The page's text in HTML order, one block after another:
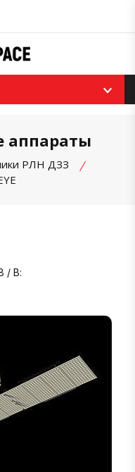
аппараты
РЛН ДЗЗ
/ В: